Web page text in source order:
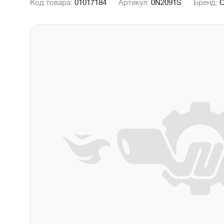
Код товара: 01017184 Артикул: 0N2091S Бренд: